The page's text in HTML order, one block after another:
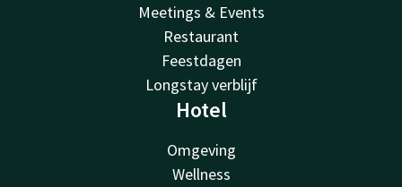
Meetings & Events
Restaurant
Feestdagen
Longstay verblijf
Hotel
Omgeving
Wellness